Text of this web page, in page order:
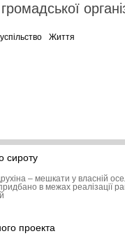
Життя
сироту
– мешкати у власній
в межах реалізації
проекта